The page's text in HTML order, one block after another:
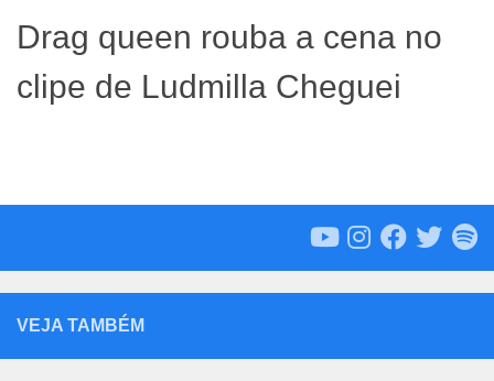
Drag queen rouba a cena no
clipe de Ludmilla Cheguei
VEJA TAMBÉM